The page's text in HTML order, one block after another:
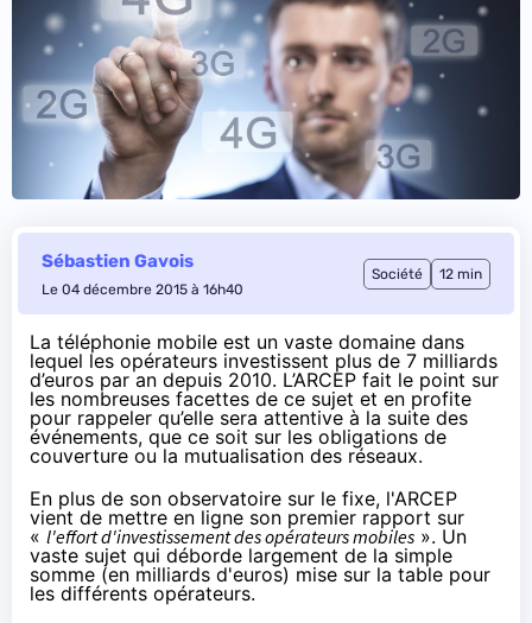
Sébastien Gavois
Le 04 décembre 2015 à 16h40
Société 12 min
La téléphonie mobile est un vaste domaine dans
lequel les opérateurs investissent plus de 7 milliards
d’euros par an depuis 2010. L’ARCEP fait le point sur
les nombreuses facettes de ce sujet et en profite
pour rappeler qu’elle sera attentive à la suite des
événements, que ce soit sur les obligations de
couverture ou la mutualisation des réseaux.
En plus de son observatoire sur le fixe, l'ARCEP
vient de mettre en ligne son premier rapport sur
« l'effort d'investissement des opérateurs mobiles ». Un
vaste sujet qui déborde largement de la simple
somme (en milliards d'euros) mise sur la table pour
les différents opérateurs.